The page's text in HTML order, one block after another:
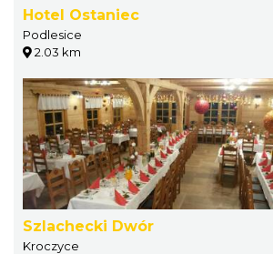
Hotel Ostaniec
Podlesice
2.03 km
Szlachecki Dwór
Kroczyce